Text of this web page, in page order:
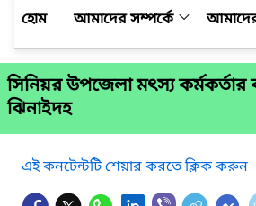
আমাদের সম্পর্কে
সিনিয়র উপজেলা মৎস্য কর্মকর্তার
ঝিনাইদহ
এই কনটেন্টটি শেয়ার করতে ক্লিক করুন